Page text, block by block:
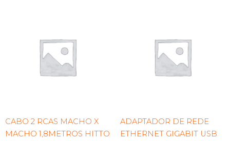
CABO 2 RCAS MACHO X
MACHO 1,8METROS HITTO
ADAPTADOR DE REDE
ETHERNET GIGABIT USB